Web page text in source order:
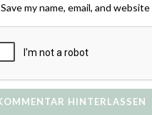
Save my name, email, and